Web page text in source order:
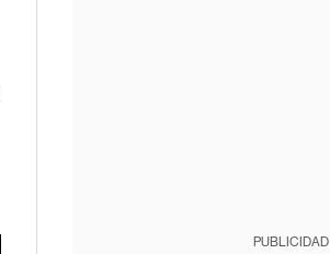
PUBLICIDAD